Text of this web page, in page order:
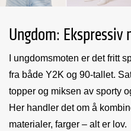
Ungdom: Ekspressiv
I ungdomsmoten er det fritt
fra både Y2K og 90-tallet.
topper og miksen av sporty
Her handler det om å
materialer, farger – alt er lov.